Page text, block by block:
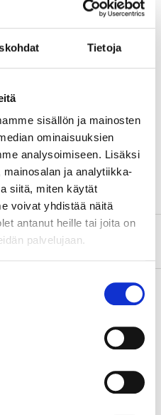
Tietoja
sisällön ja mainosten
ominaisuuksien
analysoimiseen. Lisäksi
ja analytiikka-
siitä, miten käytät
voivat yhdistää näitä
antanut heille tai joita on
palvelujaan.
8 mm (mounting holes)
130 x 59 mm (c/c)